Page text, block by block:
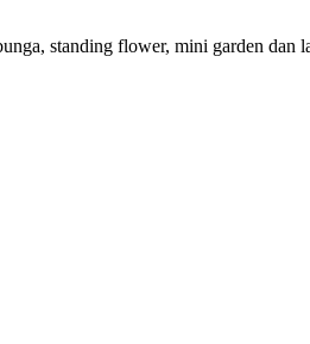
standing flower, mini garden dan